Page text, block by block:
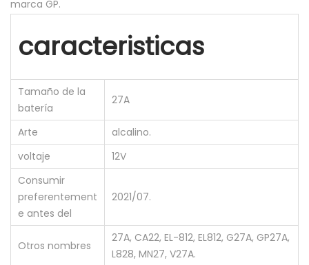
marca GP.
caracteristicas
Tamaño de la
batería
27A
Arte
alcalino.
voltaje
12V
Consumir
preferentement
e antes del
2021/07.
Otros nombres
27A, CA22, EL-812, EL812, G27A, GP27A,
L828, MN27, V27A.